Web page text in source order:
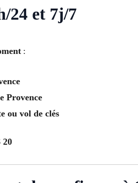
24 et 7j/7
:
Provence
ou vol de clés
20